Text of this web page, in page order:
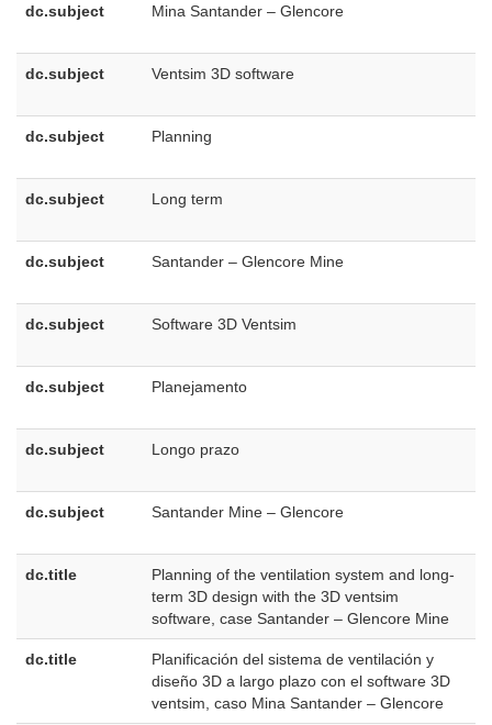
dc.subject Mina Santander – Glencore
dc.subject Ventsim 3D software
dc.subject Planning
dc.subject Long term
dc.subject Santander – Glencore Mine
dc.subject Software 3D Ventsim
dc.subject Planejamento
dc.subject Longo prazo
dc.subject Santander Mine – Glencore
dc.title
Planning of the ventilation system and long-
term 3D design with the 3D ventsim
software, case Santander – Glencore Mine
dc.title
Planificación del sistema de ventilación y
diseño 3D a largo plazo con el software 3D
ventsim, caso Mina Santander – Glencore